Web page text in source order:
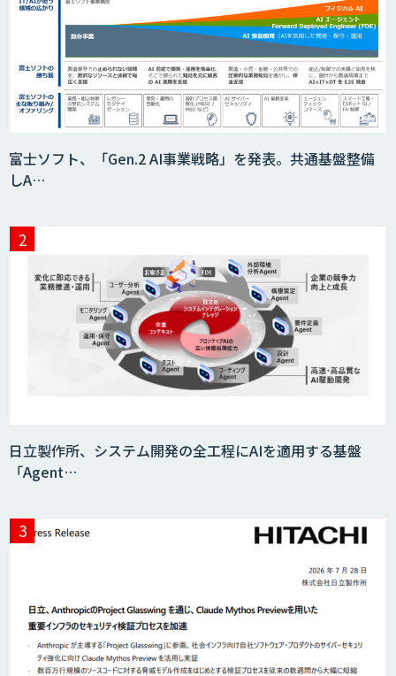
積算AI
ID ZERO（アイディーゼロ）
身体・動作解析AIソリューション
生成AIの業務活用は「Safe AI
スマート工場ソリューションkizkia-
Meter
富士ソフト、「Gen.2 AI事業戦略」を発表。共通基盤整備
しA…
日立製作所、システム開発の全工程にAIを適用する基盤
「Agent…